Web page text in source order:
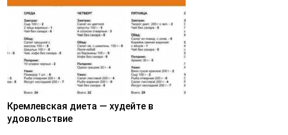
Кремлевская диета — худейте в
удовольствие